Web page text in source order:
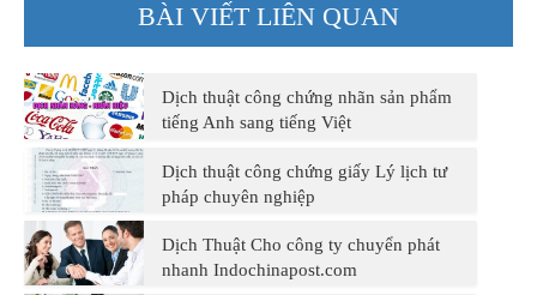
BÀI VIẾT LIÊN QUAN
Dịch thuật công chứng nhãn sản phẩm
tiếng Anh sang tiếng Việt
Dịch thuật công chứng giấy Lý lịch tư
pháp chuyên nghiệp
Dịch Thuật Cho công ty chuyển phát
nhanh Indochinapost.com